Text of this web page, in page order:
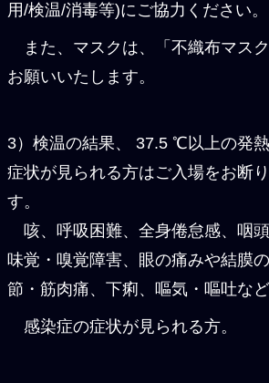
用/検温/消毒等)にご協力ください。
また、マスクは、「不織布マス
お願いいたします。
3）検温の結果、 37.5 ℃以上の発
症状が見られる方はご入場をお断
す。
咳、呼吸困難、全身倦怠感、咽頭
味覚・嗅覚障害、眼の痛みや結膜
節・筋肉痛、下痢、嘔気・嘔吐など
感染症の症状が見られる方。